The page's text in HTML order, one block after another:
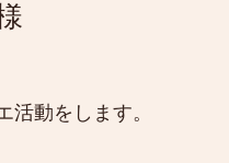
動をします。